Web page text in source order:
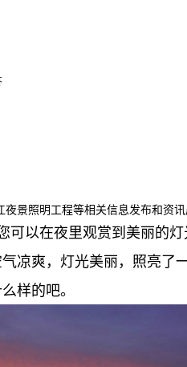
景照明工程等相关信息发布和资讯
以在夜里观赏到美丽的
凉爽，灯光美丽，照亮
样的吧。